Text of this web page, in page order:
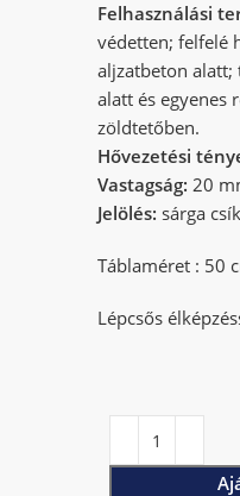
Felhasználási
védetten; felfelé
aljzatbeton alatt;
alatt és egyenes
zöldtetőben.
Hővezetési
Vastagság: 20
Jelölés: sárga csík
Táblaméret : 50
Lépcsős